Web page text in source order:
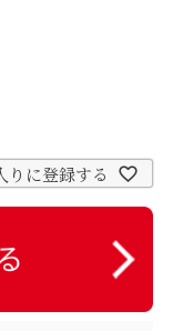
りに登録する